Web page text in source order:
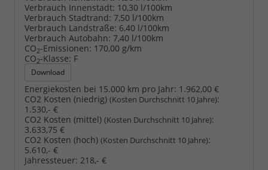
Verbrauch Innenstadt: 10,30 l/100km
Verbrauch Stadtrand: 7,50 l/100km
Verbrauch Landstraße: 6,40 l/100km
Verbrauch Autobahn: 7,40 l/100km
CO2-Emissionen: 170,00 g/km
CO2-Klasse: F
Download
Energiekosten bei 15.000 km pro Jahr: 1.962,00 €
CO2 Kosten (niedrig) (Kosten Durchschnitt 10 Jahre):
1.530,- €
CO2 Kosten (mittel) (Kosten Durchschnitt 10 Jahre):
3.633,75 €
CO2 Kosten (hoch) (Kosten Durchschnitt 10 Jahre):
5.610,- €
Jahressteuer: 218,- €